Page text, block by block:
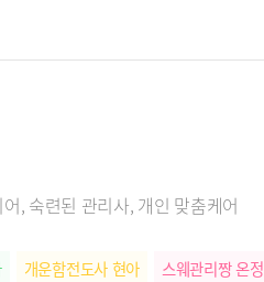
, 숙련된 관리사, 개인 맞춤케어
개운함전도사 현아 스웨관리짱 온정